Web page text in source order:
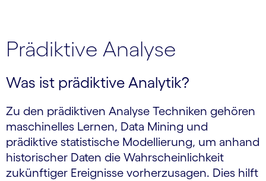
Prädiktive Analyse
Was ist prädiktive Analytik?
Zu den prädiktiven Analyse Techniken gehören
maschinelles Lernen, Data Mining und
prädiktive statistische Modellierung, um anhand
historischer Daten die Wahrscheinlichkeit
zukünftiger Ereignisse vorherzusagen. Dies hilft